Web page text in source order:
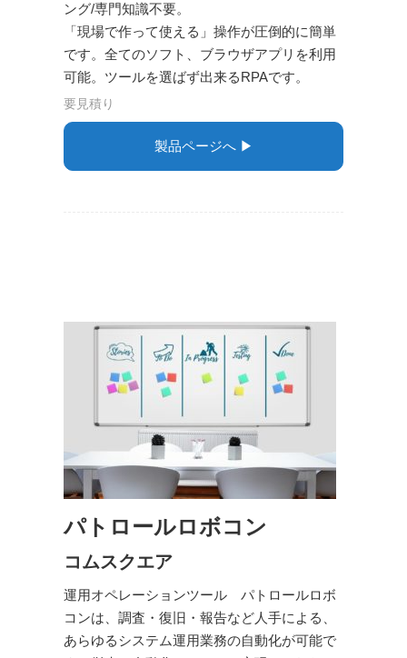
ング/専門知識不要。
「現場で作って使える」操作が圧倒的に簡単
です。全てのソフト、ブラウザアプリを利⽤
可能。ツールを選ばず出来るRPAです。
要見積り
製品ページへ ▶︎
パトロールロボコン
コムスクエア
運用オペレーションツール パトロールロボ
コンは、調査・復旧・報告など人手による、
あらゆるシステム運用業務の自動化が可能で